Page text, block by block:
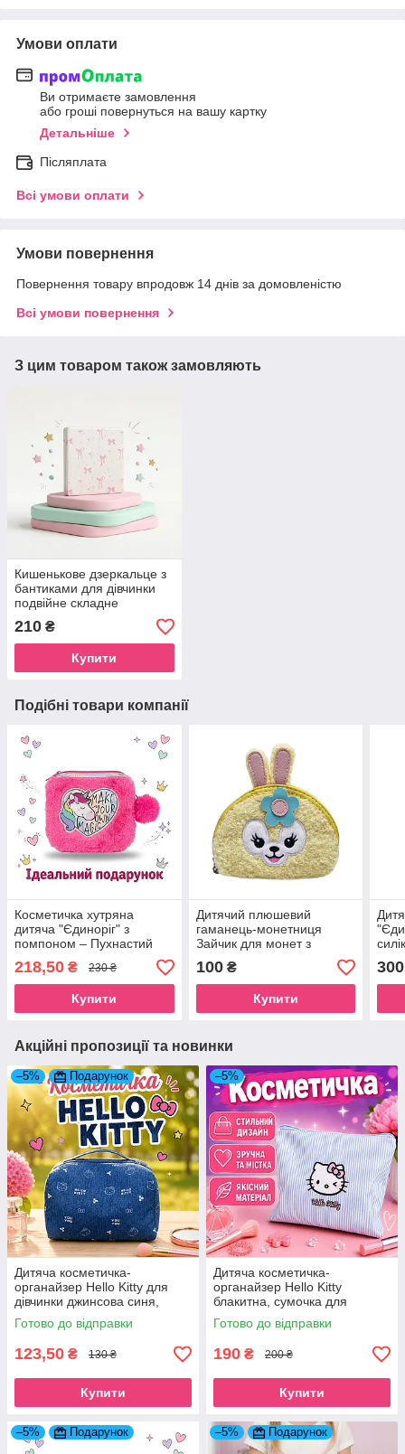
Умови оплати
Ви отримаєте замовлення
або гроші повернуться на вашу картку
Детальніше
Післяплата
Всі умови оплати
Умови повернення
Повернення товару впродовж 14 днів за домовленістю
Всі умови повернення
З цим товаром також замовляють
Кишенькове дзеркальце з
бантиками для дівчинки
подвійне складне
компактне для сумочки
210 ₴
Купити
Подібні товари компанії
Косметичка хутряна
дитяча "Єдиноріг" з
помпоном – Пухнастий
органайзер для дівчинки
218,50 ₴ 230 ₴
Купити
Дитячий плюшевий
гаманець-монетниця
Зайчик для монет з
вушками жовтий хутряний
для хлопчика та дівчинки
100₴
Купити
для
300
Акційні пропозиції та новинки
–5% Подарунок
Дитяча косметичка-
органайзер Hello Kitty для
дівчинки джинсова синя,
сумочка для дівчаток Хелло
Кітті
Готово до відправки
123,50 ₴ 130 ₴
Купити
–5%
Дитяча косметичка-
органайзер Hello Kitty
блакитна, сумочка для
девочек Хэллоу Кітті
Готово до відправки
190 ₴ 200 ₴
Купити
–5% Подарунок –5% Подарунок